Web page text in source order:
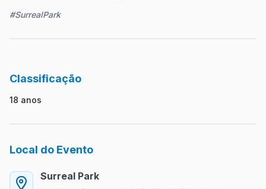
#SurrealPark
Classificação
18 anos
Local do Evento
Surreal Park